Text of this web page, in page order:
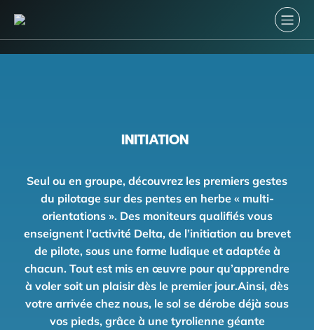
INITIATION
Seul ou en groupe, découvrez les premiers gestes
du pilotage sur des pentes en herbe « multi-
orientations ». Des moniteurs qualifiés vous
enseignent l’activité Delta, de l’initiation au brevet
de pilote, sous une forme ludique et adaptée à
chacun. Tout est mis en œuvre pour qu’apprendre
à voler soit un plaisir dès le premier jour.Ainsi, dès
votre arrivée chez nous, le sol se dérobe déjà sous
vos pieds, grâce à une tyrolienne géante